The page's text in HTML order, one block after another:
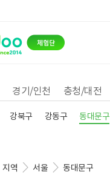
경기/인천 충청/대전
강북구 강동구 동대문구
지역 서울 동대문구